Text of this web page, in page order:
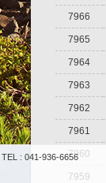
7966
7965
7964
7963
7962
7961
7960
7959
: 041-936-6656